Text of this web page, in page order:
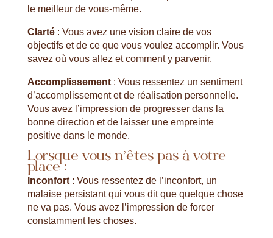
le meilleur de vous-même.
Clarté: Vous avez une vision claire de vos
objectifs et de ce que vous voulez accomplir. Vous
savez où vous allez et comment y parvenir.
Accomplissement: Vous ressentez un sentiment
d’accomplissement et de réalisation personnelle.
Vous avez l’impression de progresser dans la
bonne direction et de laisser une empreinte
positive dans le monde.
Lorsque vous n’êtes pas à votre
place :
Inconfort: Vous ressentez de l’inconfort, un
malaise persistant qui vous dit que quelque chose
ne va pas. Vous avez l’impression de forcer
constamment les choses.